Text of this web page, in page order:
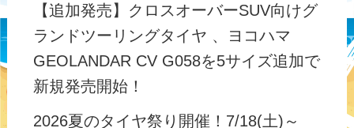
【追加発売】クロスオーバーSUV向けグ
ランドツーリングタイヤ 、ヨコハマ
GEOLANDAR CV G058を5サイズ追加で
新規発売開始！
2026夏のタイヤ祭り開催！7/18(土)～